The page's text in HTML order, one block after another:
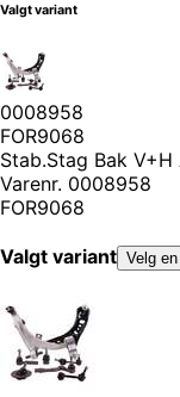
Valgt variant
0008958
FOR9068
Stab.Stag Bak
Varenr. 0008958
FOR9068
Valgt variant Velg